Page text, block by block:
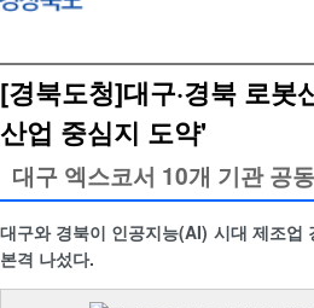
[경북도청]대구·경북 로
산업 중심지 도약'
대구 엑스코서 10개 기관 공
대구와 경북이 인공지능(AI) 시대 제조업
본격 나섰다.